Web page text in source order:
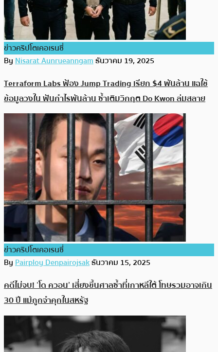
ข่าวคริปโตเคอเรนซี่
ByNisarat Aunrueanngamธันวาคม 19, 2025
Terraform Labs ฟ้อง Jump Trading เรียก $4 พันล้าน แฉใช้
ข้อมูลวงใน ฟันกำไรพันล้าน ซ้ำเติมวิกฤต Do Kwon ล่มสลาย
ข่าวคริปโตเคอเรนซี่
ByPairploy Denpairojsakธันวาคม 15, 2025
คดีไม่จบ! ‘โด ควอน’ เสี่ยงขึ้นศาลซ้ำที่เกาหลีใต้ โทษรวมอาจเกิน
30 ปี แม้ถูกจำคุกในสหรัฐ